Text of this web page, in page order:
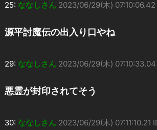
25: ななしさん 2023/06/29(木)
源平討魔伝の出入り口やね
29: ななしさん 2023/06/29(木)
悪霊が封印されてそう
30: ななしさん 2023/06/29(木) 07:11:10.21